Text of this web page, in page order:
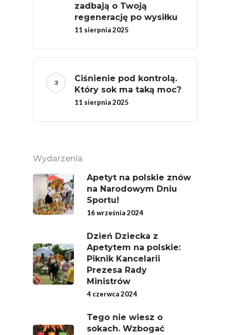
zadbają o Twoją
regenerację po wysiłku
11 sierpnia 2025
Ciśnienie pod kontrolą.
Który sok ma taką moc?
11 sierpnia 2025
Wydarzenia
Apetyt na polskie znów
na Narodowym Dniu
Sportu!
16 września 2024
Dzień Dziecka z
Apetytem na polskie:
Piknik Kancelarii
Prezesa Rady
Ministrów
4 czerwca 2024
Tego nie wiesz o
sokach. Wzbogać
Owoce
Polskie Forum
Chrup Owoce, Jedz
Świetnie Wpływa
Branża